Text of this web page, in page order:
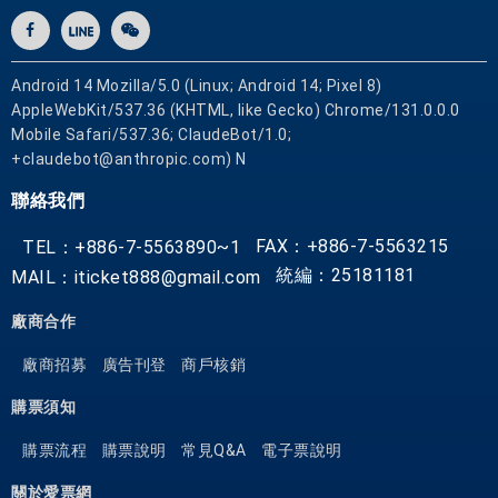
Android 14 Mozilla/5.0 (Linux; Android 14; Pixel 8)
AppleWebKit/537.36 (KHTML, like Gecko) Chrome/131.0.0.0
Mobile Safari/537.36; ClaudeBot/1.0;
+claudebot@anthropic.com) N
聯絡我們
TEL：+886-7-5563890~1
FAX：+886-7-5563215
MAIL：iticket888@gmail.com
統編：25181181
廠商合作
廠商招募 廣告刊登 商戶核銷
購票須知
購票流程 購票說明 常見Q&A 電子票說明
關於愛票網